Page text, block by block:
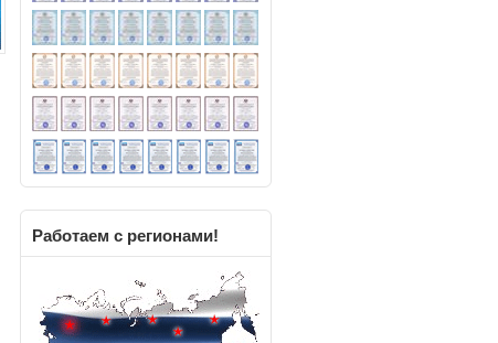
Работаем с регионами!